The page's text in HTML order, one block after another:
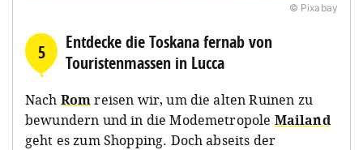
© Pixabay
5
Entdecke die Toskana fernab von
Touristenmassen in Lucca
Nach Romreisen wir, um die alten Ruinen zu
bewundern und in die Modemetropole Mailand
geht es zum Shopping. Doch abseits der